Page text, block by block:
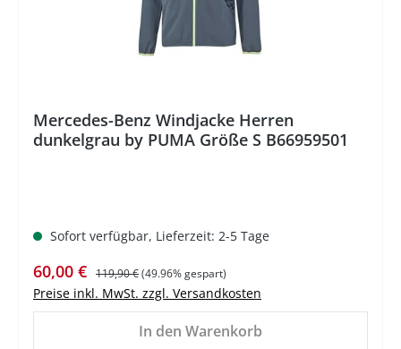
Mercedes-Benz Windjacke Herren
dunkelgrau by PUMA Größe S B66959501
Sofort verfügbar, Lieferzeit: 2-5 Tage
Verkaufspreis:
60,00 € Regulärer Preis:
119,90 €(49.96% gespart)
Preise inkl. MwSt. zzgl. Versandkosten
In den Warenkorb